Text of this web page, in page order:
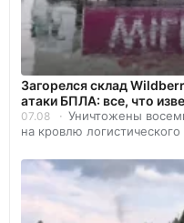
Загорелся склад
атаки БПЛА: все, что
07.08
Уничтожены
на кровлю